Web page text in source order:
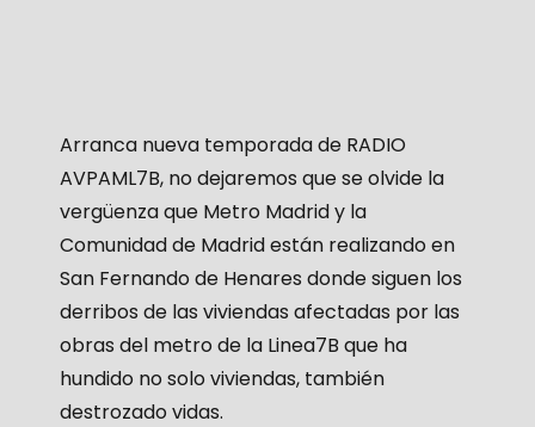
Arranca nueva temporada de RADIO
AVPAML7B, no dejaremos que se olvide la
vergüenza que Metro Madrid y la
Comunidad de Madrid están realizando en
San Fernando de Henares donde siguen los
derribos de las viviendas afectadas por las
obras del metro de la Linea7B que ha
hundido no solo viviendas, también
destrozado vidas.